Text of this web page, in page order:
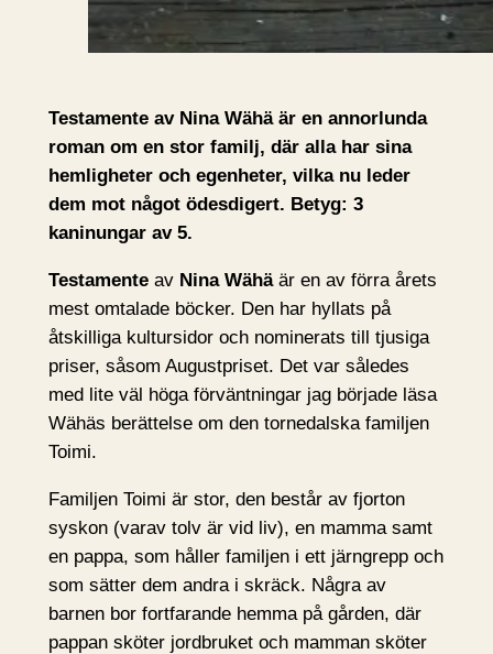
Testamente av Nina Wähä är en annorlunda
roman om en stor familj, där alla har sina
hemligheter och egenheter, vilka nu leder
dem mot något ödesdigert. Betyg: 3
kaninungar av 5.
Testamenteav Nina Wähäär en av förra årets
mest omtalade böcker. Den har hyllats på
åtskilliga kultursidor och nominerats till tjusiga
priser, såsom Augustpriset. Det var således
med lite väl höga förväntningar jag började läsa
Wähäs berättelse om den tornedalska familjen
Toimi.
Familjen Toimi är stor, den består av fjorton
syskon (varav tolv är vid liv), en mamma samt
en pappa, som håller familjen i ett järngrepp och
som sätter dem andra i skräck. Några av
barnen bor fortfarande hemma på gården, där
pappan sköter jordbruket och mamman sköter